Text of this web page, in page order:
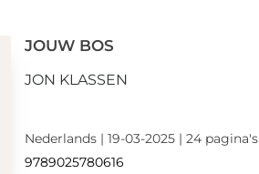
JOUW BOS
JON KLASSEN
Nederlands | 19-03-2025 | 24 pagina's
9789025780616